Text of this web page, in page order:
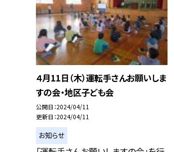
４月11日（木）運転手さんお願いしま
すの会・地区子ども会
公開日 2024/04/11
更新日 2024/04/11
お知らせ